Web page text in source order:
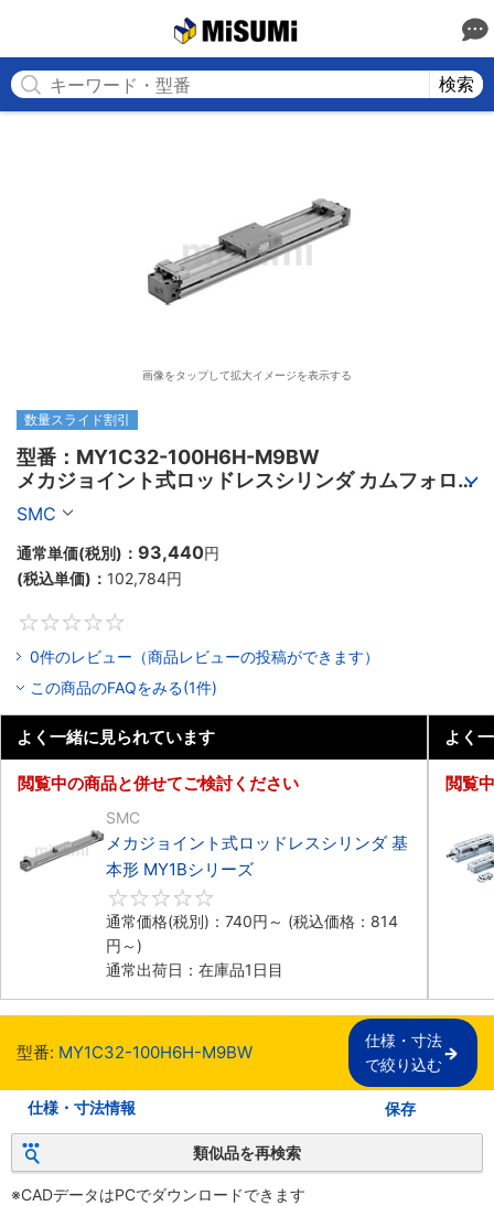
検索
画像をタップして拡大イメージを表示する
数量スライド割引
型番：MY1C32-100H6H-M9BW
メカジョイント式ロッドレスシリンダ カムフォロア
ガイド形 MY1Cシリーズ
SMC
通常単価(税別)： 93,440円
(税込単価)： 102,784円
0件のレビュー（商品レビューの投稿ができます）
この商品のFAQをみる(1件)
よく一緒に見られています
閲覧中の商品と併せてご検討ください
SMC
メカジョイント式ロッドレスシリンダ 基
本形 MY1Bシリーズ
通常価格(税別)： 740円 ～ (税込価格： 814
円 ～)
通常出荷日：在庫品1日目
よく
閲覧
型番: MY1C32-100H6H-M9BW
仕様・寸法
で絞り込む
仕様・寸法情報 保存
類似品を再検索
※CADデータはPCでダウンロードできます